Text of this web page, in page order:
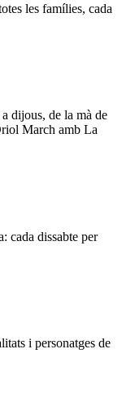
les famílies, cada
dijous, de la mà de
March amb La
cada dissabte per
i personatges de